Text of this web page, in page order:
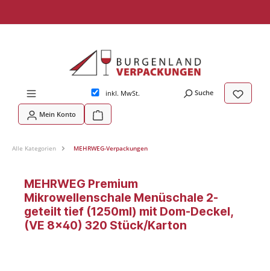
inkl. MwSt. Suche
Mein Konto
Alle Kategorien MEHRWEG-Verpackungen
MEHRWEG Premium
Mikrowellenschale Menüschale 2-
geteilt tief (1250ml) mit Dom-Deckel,
(VE 8x40) 320 Stück/Karton